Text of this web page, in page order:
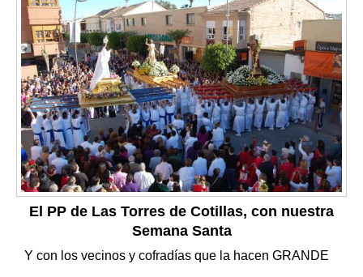
El PP de Las Torres de Cotillas, con nuestra
Semana Santa
Y con los vecinos y cofradías que la hacen GRANDE